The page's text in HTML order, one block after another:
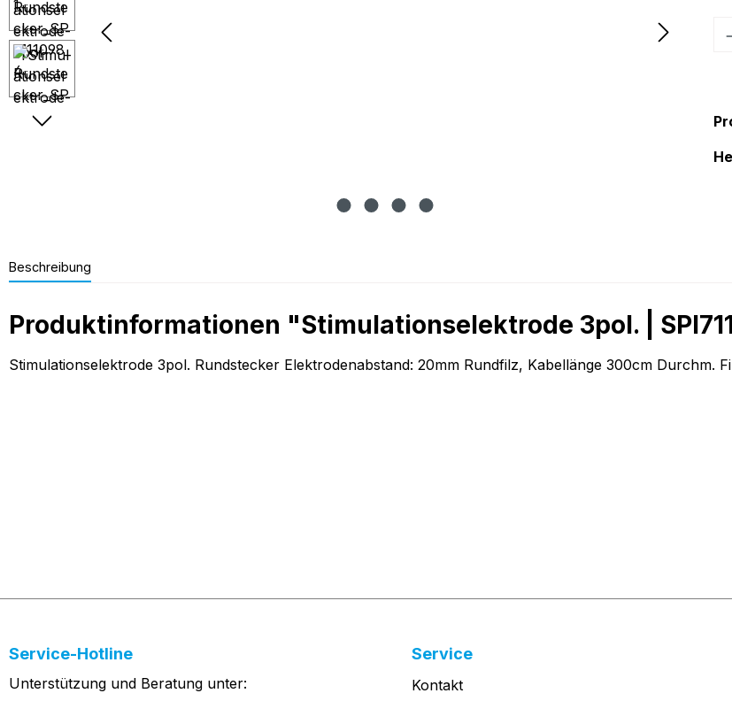
Beschreibung
Produktinformationen "Stimulationselektrode 3pol. |
Stimulationselektrode 3pol. Rundstecker Elektrodenabstand: 20mm Rundfilz, Kabellänge 300cm Durchm.
Service-Hotline
Unterstützung und Beratung unter:
Service
Kontakt